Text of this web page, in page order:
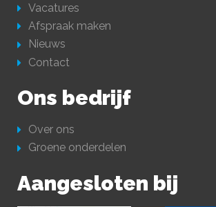
Vacatures
Afspraak maken
Nieuws
Contact
Ons bedrijf
Over ons
Groene onderdelen
Aangesloten bij